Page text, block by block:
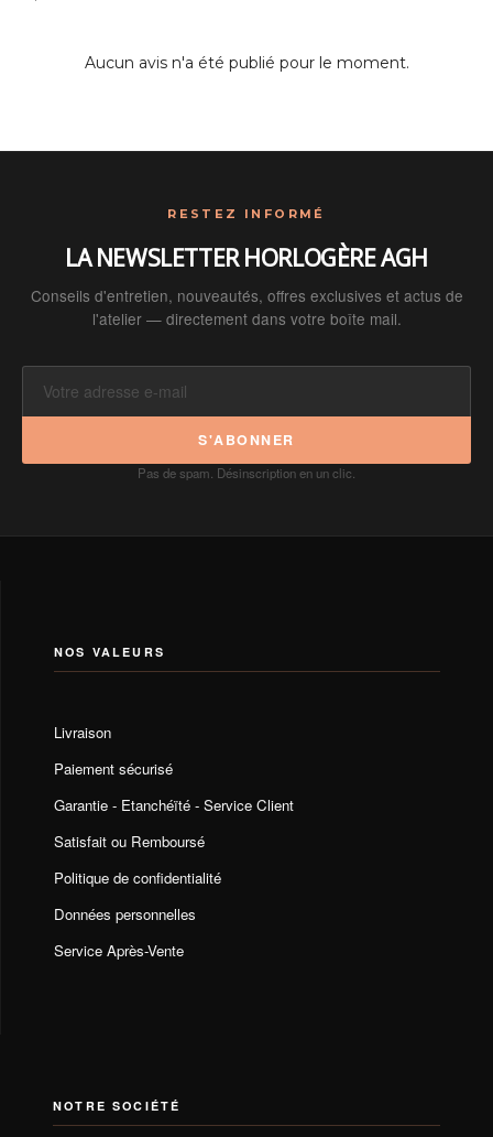
Aucun avis n'a été publié pour le moment.
RESTEZ INFORMÉ
LA NEWSLETTER HORLOGÈRE AGH
Conseils d'entretien, nouveautés, offres exclusives et actus de
l'atelier — directement dans votre boîte mail.
S'ABONNER
Pas de spam. Désinscription en un clic.
NOS VALEURS
Livraison
Paiement sécurisé
Garantie - Etanchéïté - Service Client
Satisfait ou Remboursé
Politique de confidentialité
Données personnelles
Service Après-Vente
NOTRE SOCIÉTÉ